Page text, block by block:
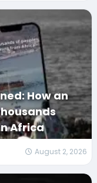
How an
Africa
August 2, 2026